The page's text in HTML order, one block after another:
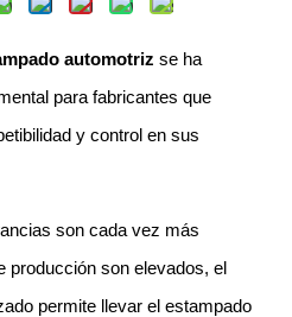
automotriz se ha
para fabricantes que
y control en sus
son cada vez más
son elevados, el
permite llevar el estampado